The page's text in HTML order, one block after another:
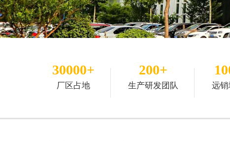
30000+
厂区占地
200+
生产研发团队 远